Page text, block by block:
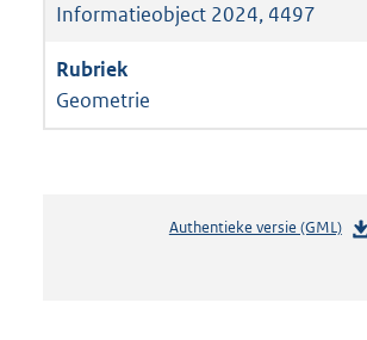
Informatieobject 2024, 4497
Geometrie
Authentieke versie (GML)b